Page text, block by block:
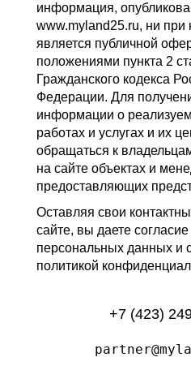
информация,
www.myland25.ru, ни при
является публичной
положениями пункта 2
Гражданского кодекса
Федерации. Для
информации о
работах и услугах и их
обращаться к
на сайте объектах и
предоставляющих
Оставляя свои
сайте, вы даете
персональных данных и
политикой
+7 (423)